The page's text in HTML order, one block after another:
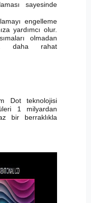
sayesinde
engelleme
yardımcı olur.
olmadan
daha rahat
Dot teknolojisi
1 milyardan
bir berraklıkla